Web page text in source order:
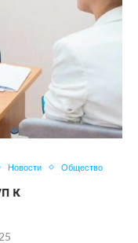
Новости Общество
к